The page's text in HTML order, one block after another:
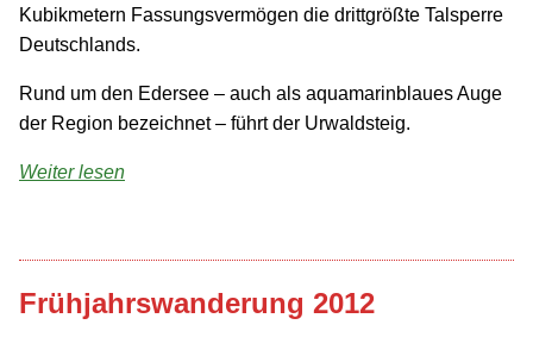
Kubikmetern Fassungs­vermögen die drittgrößte Talsperre
Deutschlands.
Rund um den Edersee – auch als aquamarin­blaues Auge
der Region bezeichnet – führt der Urwaldsteig.
Weiter lesen
Frühjahrswanderung 2012